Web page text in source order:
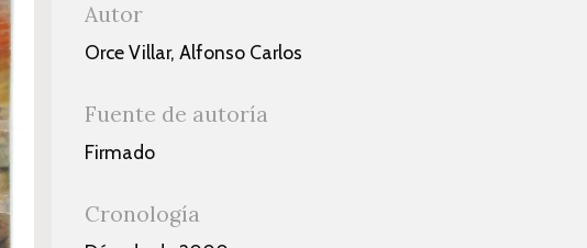
Autor
Orce Villar, Alfonso Carlos
Fuente de autoría
Firmado
Cronología